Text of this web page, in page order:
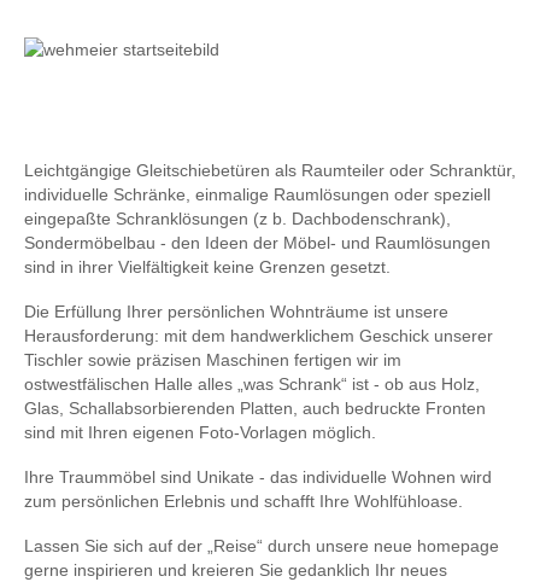
Leichtgängige Gleitschiebetüren als Raumteiler oder Schranktür,
individuelle Schränke, einmalige Raumlösungen oder speziell
eingepaßte Schranklösungen (z b. Dachbodenschrank),
Sondermöbelbau - den Ideen der Möbel- und Raumlösungen
sind in ihrer Vielfältigkeit keine Grenzen gesetzt.
Die Erfüllung Ihrer persönlichen Wohnträume ist unsere
Herausforderung: mit dem handwerklichem Geschick unserer
Tischler sowie präzisen Maschinen fertigen wir im
ostwestfälischen Halle alles „was Schrank“ ist - ob aus Holz,
Glas, Schallabsorbierenden Platten, auch bedruckte Fronten
sind mit Ihren eigenen Foto-Vorlagen möglich.
Ihre Traummöbel sind Unikate - das individuelle Wohnen wird
zum persönlichen Erlebnis und schafft Ihre Wohlfühloase.
Lassen Sie sich auf der „Reise“ durch unsere neue homepage
gerne inspirieren und kreieren Sie gedanklich Ihr neues